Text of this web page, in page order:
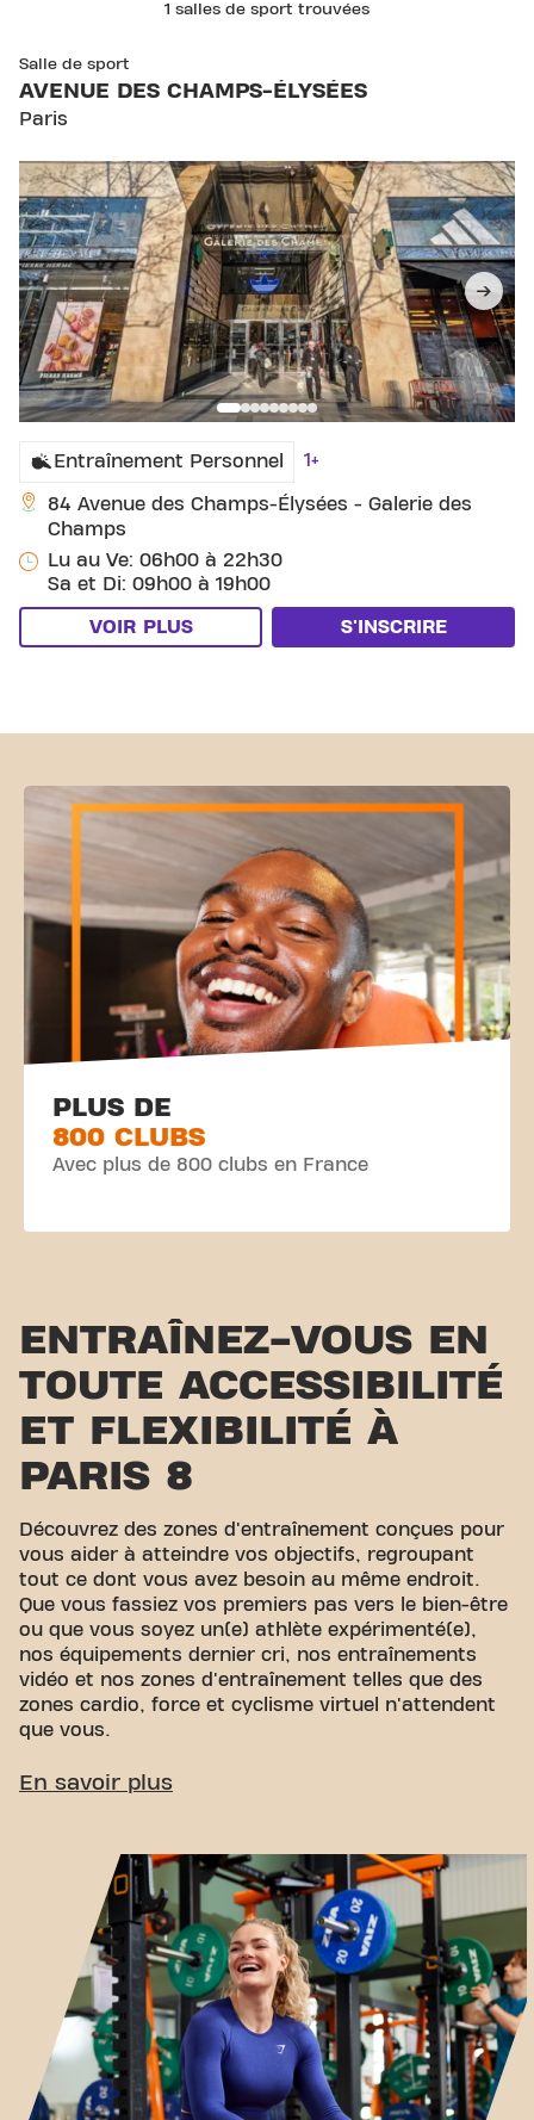
1 salles de sport trouvées
Salle de sport
AVENUE DES CHAMPS-ÉLYSÉES
Paris
Entraînement Personnel 1+
84 Avenue des Champs-Élysées - Galerie des
Champs
Lu au Ve: 06h00 à 22h30
Sa et Di: 09h00 à 19h00
VOIR PLUS S'INSCRIRE
PLUS DE
800 CLUBS
Avec plus de 800 clubs en France
ENTRAÎNEZ-VOUS EN
TOUTE ACCESSIBILITÉ
ET FLEXIBILITÉ À
PARIS 8
Découvrez des zones d'entraînement conçues pour
vous aider à atteindre vos objectifs, regroupant
tout ce dont vous avez besoin au même endroit.
Que vous fassiez vos premiers pas vers le bien-être
ou que vous soyez un(e) athlète expérimenté(e),
nos équipements dernier cri, nos entraînements
vidéo et nos zones d'entraînement telles que des
zones cardio, force et cyclisme virtuel n'attendent
que vous.